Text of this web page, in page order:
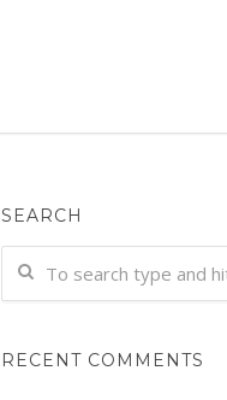
SEARCH
RECENT COMMENTS